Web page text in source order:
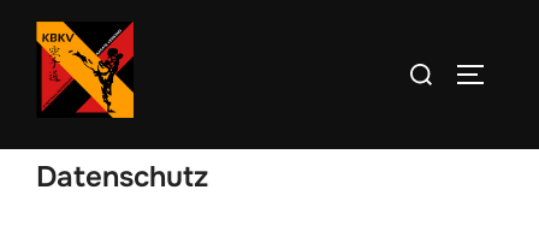
Zum
Inhalt
springen
Suchen
Datenschutz